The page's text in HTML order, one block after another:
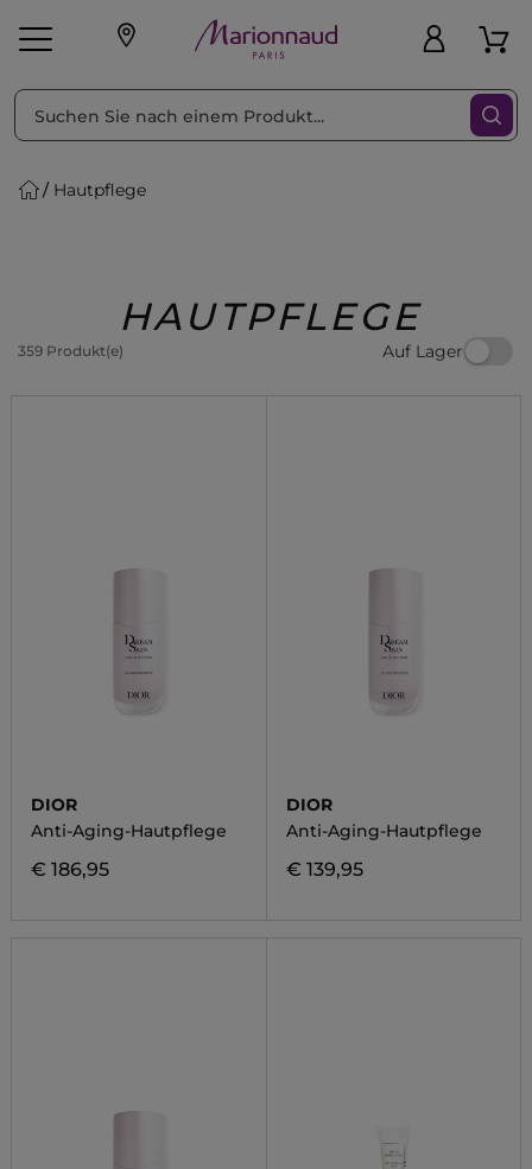
Geschenke
Hautpflege
HAUTPFLEGE
359 Produkt(e) Auf Lager
sortieren nach Filter
DIOR
Anti-Aging-Hautpflege
€ 186,95
DIOR
Anti-Aging-Hautpflege
€ 139,95